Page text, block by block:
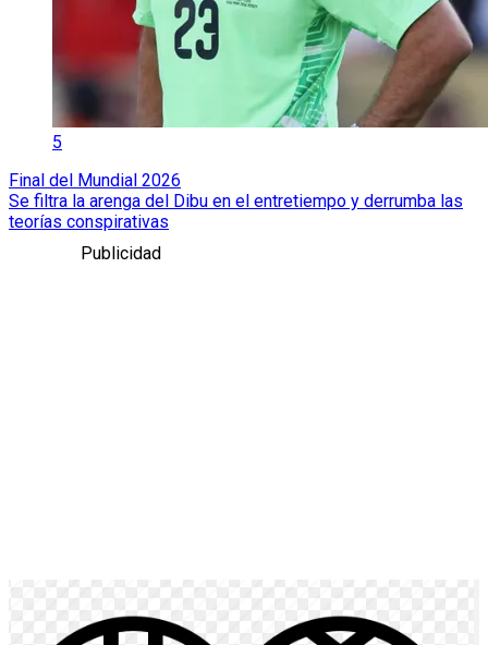
5
Final del Mundial 2026
Se filtra la arenga del Dibu en el entretiempo y derrumba las
teorías conspirativas
Publicidad